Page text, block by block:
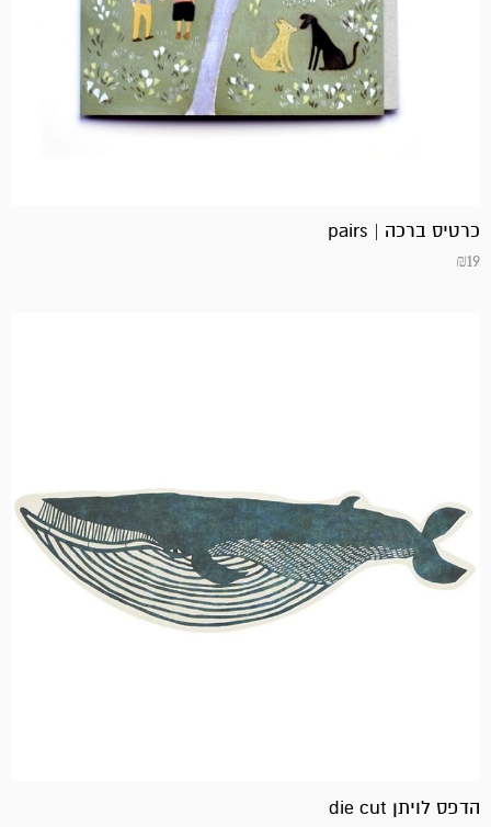
כרטיס ברכה | pairs
₪19
הדפס לויתן die cut